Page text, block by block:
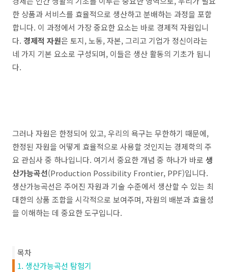
한 상품과 서비스를 효율적으로 생산하고 분배하는 과정을 포함
합니다. 이 과정에서 가장 중요한 요소는 바로 경제적 자원입니
다. 경제적 자원은 토지, 노동, 자본, 그리고 기업가 정신이라는
네 가지 기본 요소로 구성되며, 이들은 생산 활동의 기초가 됩니
다.
그러나 자원은 한정되어 있고, 우리의 욕구는 무한하기 때문에,
한정된 자원을 어떻게 효율적으로 사용할 것인지는 경제학의 주
요 관심사 중 하나입니다. 여기서 중요한 개념 중 하나가 바로 생
산가능곡선(Production Possibility Frontier, PPF)입니다.
생산가능곡선은 주어진 자원과 기술 수준에서 생산할 수 있는 최
대한의 상품 조합을 시각적으로 보여주며, 자원의 배분과 효율성
을 이해하는 데 중요한 도구입니다.
목차
1. 생산가능곡선 탐험기